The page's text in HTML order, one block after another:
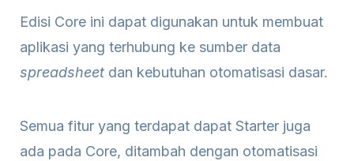
Edisi Core ini dapat digunakan untuk membuat
aplikasi yang terhubung ke sumber data
spreadsheet dan kebutuhan otomatisasi dasar.
Semua fitur yang terdapat dapat Starter juga
ada pada Core, ditambah dengan otomatisasi